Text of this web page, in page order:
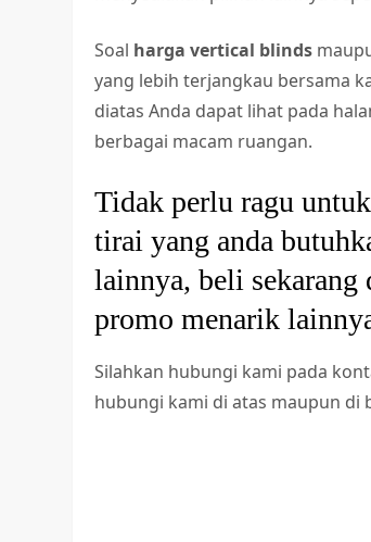
Soal harga vertical blinds
yang lebih terjangkau bersama
diatas Anda dapat lihat pada
berbagai macam ruangan.
Tidak perlu ragu
tirai yang anda
lainnya, beli sekarang
promo menarik
Silahkan hubungi kami pada
hubungi kami di atas maupun di